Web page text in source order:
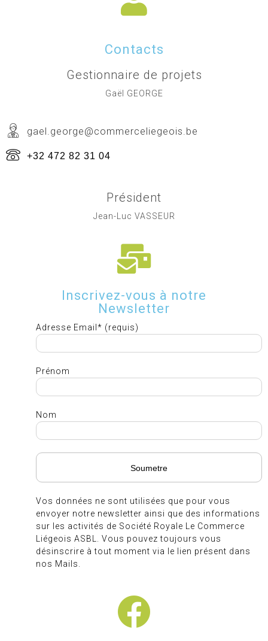
Contacts
Gestionnaire de projets
Gaël GEORGE
gael.george@commerceliegeois.be
+32 472 82 31 04
Président
Jean-Luc VASSEUR
Inscrivez-vous à notre
Newsletter
Adresse Email* (requis)
Prénom
Nom
Vos données ne sont utilisées que pour vous
envoyer notre newsletter ainsi que des informations
sur les activités de Société Royale Le Commerce
Liégeois ASBL. Vous pouvez toujours vous
désinscrire à tout moment via le lien présent dans
nos Mails.